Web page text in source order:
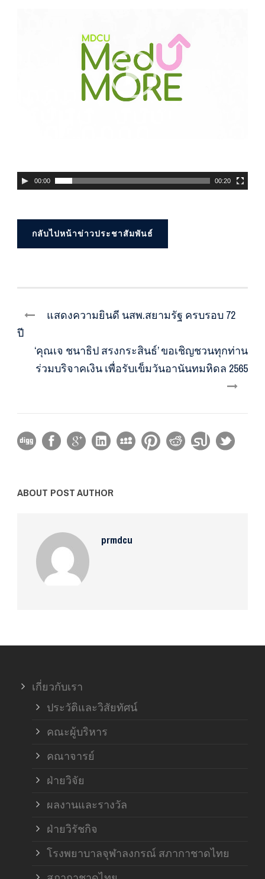
00:00 00:20
กลับไปหน้าข่าวประชาสัมพันธ์
แสดงความยินดี นสพ.สยามรัฐ ครบรอบ 72
ปี
‘คุณเจ ชนาธิป สรงกระสินธ์’ ขอเชิญชวนทุกท่าน
ร่วมบริจาคเงิน เพื่อรับเข็มวันอานันทมหิดล 2565
ABOUT POST AUTHOR
prmdcu
เกี่ยวกับเรา
ประวัติและวิสัยทัศน์
คณะผู้บริหาร
คณาจารย์
ฝ่ายวิจัย
ผลงานและรางวัล
ฝ่ายวิรัชกิจ
โรงพยาบาลจุฬาลงกรณ์ สภากาชาดไทย